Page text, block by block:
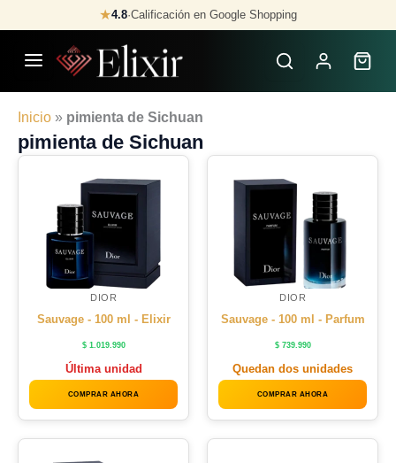
to
content
★4.8·Calificación en Google Shopping
Inicio » pimienta de Sichuan
pimienta de Sichuan
DIOR
Sauvage - 100 ml - Elixir
$1.019.990
Última unidad
COMPRAR AHORA
DIOR
Sauvage - 100 ml - Parfum
$739.990
Quedan dos unidades
COMPRAR AHORA